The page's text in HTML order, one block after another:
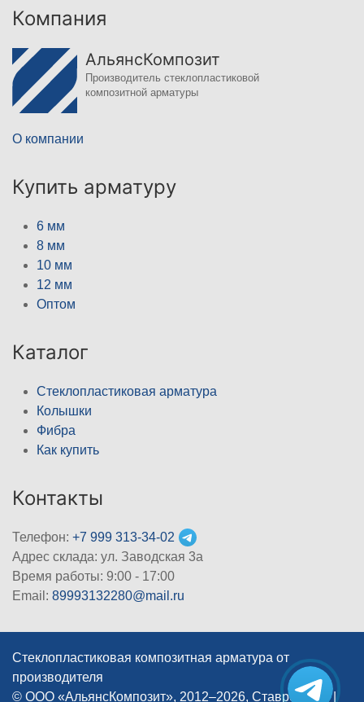
Компания
АльянсКомпозит
Производитель стеклопластиковой
композитной арматуры
О компании
Купить арматуру
6 мм
8 мм
10 мм
12 мм
Оптом
Каталог
Стеклопластиковая арматура
Колышки
Фибра
Как купить
Контакты
Телефон: +7 999 313-34-02
Адрес склада: ул. Заводская 3а
Время работы: 9:00 - 17:00
Email: 89993132280@mail.ru
Стеклопластиковая композитная арматура от
производителя
© ООО «АльянсКомпозит», 2012–2026, Ставрополь
|